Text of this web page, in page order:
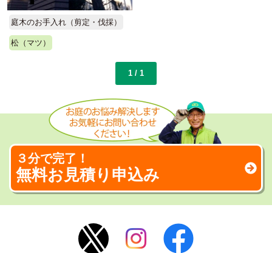
庭木のお手入れ（剪定・伐採）
松（マツ）
1 / 1
３分で完了！
無料お見積り申込み